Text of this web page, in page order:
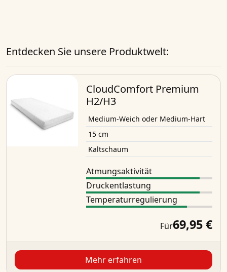
Entdecken Sie unsere Produktwelt:
CloudComfort Premium
H2/H3
Medium-Weich oder Medium-Hart
15 cm
Kaltschaum
Atmungsaktivität
Druckentlastung
Temperaturregulierung
Für69,95 €
Mehr erfahren